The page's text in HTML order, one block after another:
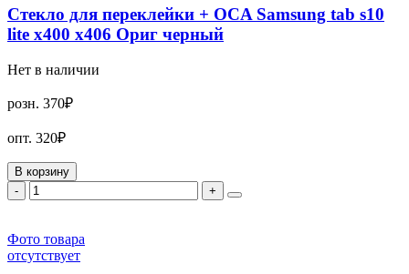
Стекло для переклейки + OCA Samsung tab s10
lite x400 x406 Ориг черный
Нет в наличии
розн. 370₽
опт. 320₽
В корзину
-
+
Фото товара
отсутствует